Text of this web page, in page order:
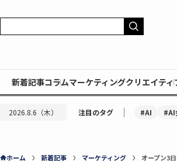
新着記事コラムマーケティングクリエイティ
2026.8.6（木） 注目のタグ ｜ #AI #AI
ホーム 新着記事 マーケティング オープン3